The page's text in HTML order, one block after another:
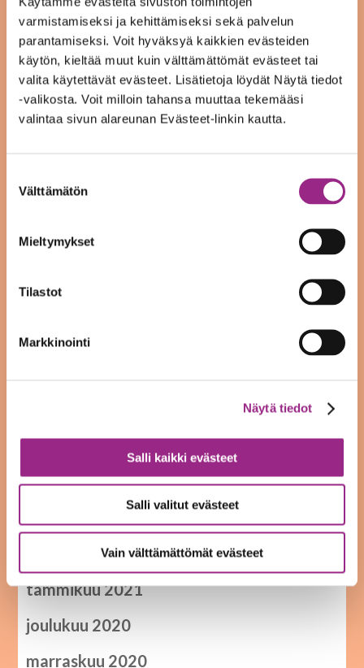
varmistamiseksi ja kehittämiseksi sekä palvelun
parantamiseksi. Voit hyväksyä kaikkien evästeiden
käytön, kieltää muut kuin välttämättömät evästeet tai
valita käytettävät evästeet. Lisätietoja löydät Näytä tiedot
-valikosta. Voit milloin tahansa muuttaa tekemääsi
valintaa sivun alareunan Evästeet-linkin kautta.
valinta
Välttämätön
Mieltymykset
Tilastot
Markkinointi
Näytä tiedot
Salli kaikki evästeet
Salli valitut evästeet
Vain välttämättömät evästeet
kesäkuu 2023
maaliskuu 2023
tammikuu 2023
joulukuu 2022
heinäkuu 2022
kesäkuu 2022
tammikuu 2022
joulukuu 2021
toukokuu 2021
helmikuu 2021
tammikuu 2021
joulukuu 2020
marraskuu 2020